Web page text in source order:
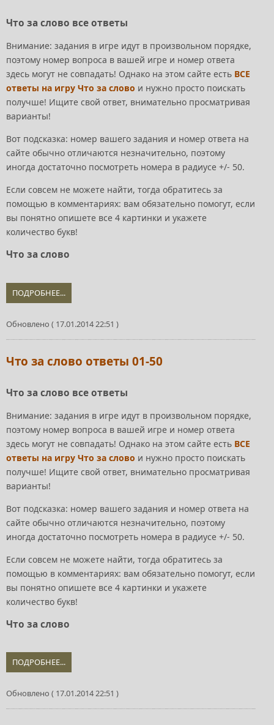
Что за слово все ответы
Внимание: задания в игре идут в произвольном порядке,
поэтому номер вопроса в вашей игре и номер ответа
здесь могут не совпадать! Однако на этом сайте есть ВСЕ
ответы на игру Что за слово и нужно просто поискать
получше! Ищите свой ответ, внимательно просматривая
варианты!
Вот подсказка: номер вашего задания и номер ответа на
сайте обычно отличаются незначительно, поэтому
иногда достаточно посмотреть номера в радиусе +/- 50.
Если совсем не можете найти, тогда обратитесь за
помощью в комментариях: вам обязательно помогут, если
вы понятно опишете все 4 картинки и укажете
количество букв!
Что за слово
ПОДРОБНЕЕ...
Обновлено ( 17.01.2014 22:51 )
Что за слово ответы 01-50
Что за слово все ответы
Внимание: задания в игре идут в произвольном порядке,
поэтому номер вопроса в вашей игре и номер ответа
здесь могут не совпадать! Однако на этом сайте есть ВСЕ
ответы на игру Что за слово и нужно просто поискать
получше! Ищите свой ответ, внимательно просматривая
варианты!
Вот подсказка: номер вашего задания и номер ответа на
сайте обычно отличаются незначительно, поэтому
иногда достаточно посмотреть номера в радиусе +/- 50.
Если совсем не можете найти, тогда обратитесь за
помощью в комментариях: вам обязательно помогут, если
вы понятно опишете все 4 картинки и укажете
количество букв!
Что за слово
ПОДРОБНЕЕ...
Обновлено ( 17.01.2014 22:51 )